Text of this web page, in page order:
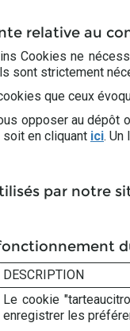
relative au
Cookies ne
sont strictement
que ceux
opposer au
soit en cliquant ici. Un
par notre
DESCRIPTION
Le cookie
enregistrer les